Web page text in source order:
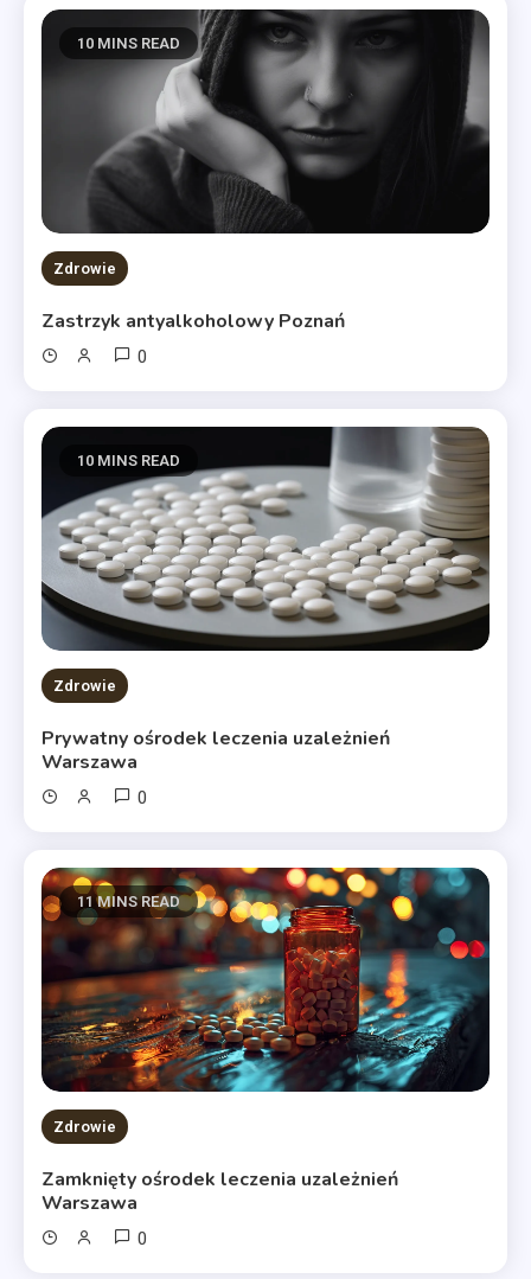
10 MINS READ
Zdrowie
Zastrzyk antyalkoholowy Poznań
0
10 MINS READ
Zdrowie
Prywatny ośrodek leczenia uzależnień
Warszawa
0
11 MINS READ
Zdrowie
Zamknięty ośrodek leczenia uzależnień
Warszawa
0